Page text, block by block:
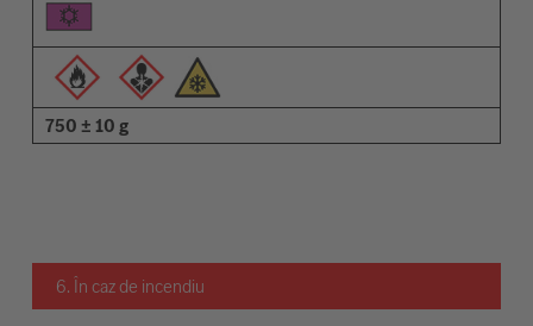
750 ± 10 g
6. În caz de incendiu